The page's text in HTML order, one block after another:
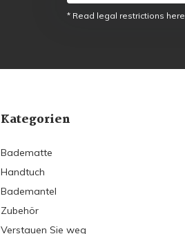
* Read legal restrictions here
Kategorien
Badematte
Handtuch
Bademantel
Zubehör
Verstauen Sie weg